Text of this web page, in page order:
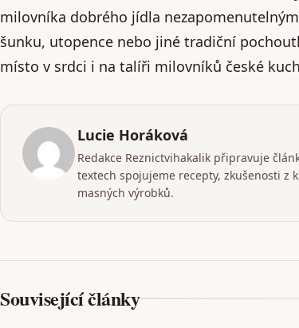
milovníka dobrého jídla
šunku, utopence nebo jiné tradiční
místo v srdci i na talíři milovníků české
Lucie Horáková
Redakce Reznictvihakalik připravuje
textech spojujeme recepty, zkušenosti z
masných výrobků.
Související články